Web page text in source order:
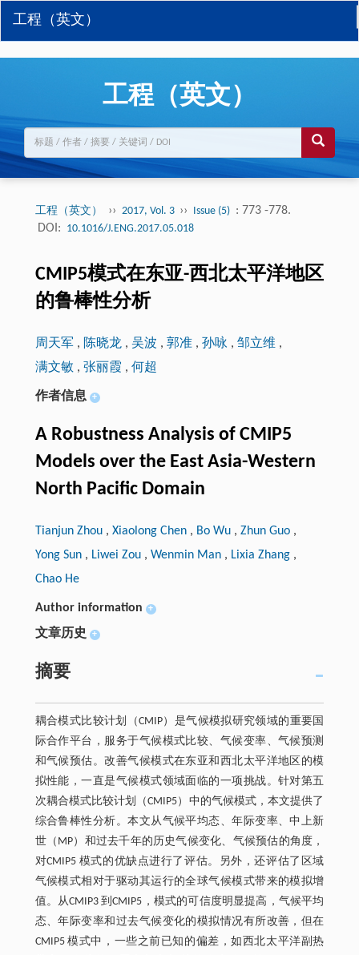
工程（英文）
工程（英文）
工程（英文） ›› 2017, Vol. 3 ›› Issue (5) : 773 -778.
DOI: 10.1016/J.ENG.2017.05.018
CMIP5模式在东亚-西北太平洋地区
的鲁棒性分析
周天军 , 陈晓龙 , 吴波 , 郭准 , 孙咏 , 邹立维 ,
满文敏 , 张丽霞 , 何超
作者信息 +
A Robustness Analysis of CMIP5
Models over the East Asia-Western
North Pacific Domain
Tianjun Zhou , Xiaolong Chen , Bo Wu , Zhun Guo ,
Yong Sun , Liwei Zou , Wenmin Man , Lixia Zhang ,
Chao He
Author information +
文章历史 +
摘要
耦合模式比较计划（CMIP）是气候模拟研究领域的重要国
际合作平台，服务于气候模式比较、气候变率、气候预测
和气候预估。改善气候模式在东亚和西北太平洋地区的模
拟性能，一直是气候模式领域面临的一项挑战。针对第五
次耦合模式比较计划（CMIP5）中的气候模式，本文提供了
综合鲁棒性分析。本文从气候平均态、年际变率、中上新
世（MP）和过去千年的历史气候变化、气候预估的角度，
对CMIP5 模式的优缺点进行了评估。另外，还评估了区域
气候模式相对于驱动其运行的全球气候模式带来的模拟增
值。从CMIP3 到CMIP5，模式的可信度明显提高，气候平均
态、年际变率和过去气候变化的模拟情况有所改善，但在
CMIP5 模式中，一些之前已知的偏差，如西北太平洋副热